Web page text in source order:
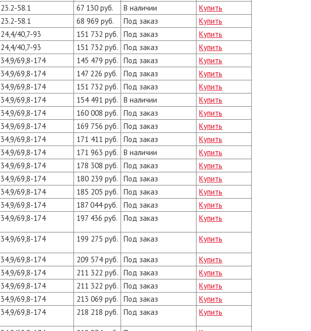
23.2-58.1 67 130 руб. В наличии
Купить
23.2-58.1 68 969 руб. Под заказ
Купить
24,4/40,7-93 151 732 руб. Под заказ
Купить
24,4/40,7-93 151 732 руб. Под заказ
Купить
34,9/69,8-174 145 479 руб. Под заказ
Купить
34,9/69,8-174 147 226 руб. Под заказ
Купить
34,9/69,8-174 151 732 руб. Под заказ
Купить
34,9/69,8-174 154 491 руб. В наличии
Купить
34,9/69,8-174 160 008 руб. Под заказ
Купить
34,9/69,8-174 169 756 руб. Под заказ
Купить
34,9/69,8-174 171 411 руб. Под заказ
Купить
34,9/69,8-174 171 963 руб. В наличии
Купить
34,9/69,8-174 178 308 руб. Под заказ
Купить
34,9/69,8-174 180 239 руб. Под заказ
Купить
34,9/69,8-174 185 205 руб. Под заказ
Купить
34,9/69,8-174 187 044 руб. Под заказ
Купить
34,9/69,8-174 197 436 руб. Под заказ Купить
34,9/69,8-174 199 275 руб. Под заказ Купить
34,9/69,8-174 209 574 руб. Под заказ
Купить
34,9/69,8-174 211 322 руб. Под заказ
Купить
34,9/69,8-174 211 322 руб. Под заказ
Купить
34,9/69,8-174 213 069 руб. Под заказ
Купить
34,9/69,8-174 218 218 руб. Под заказ Купить